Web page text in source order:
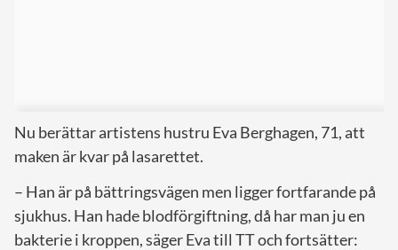
Nu berättar artistens hustru Eva Berghagen, 71, att
maken är kvar på lasarettet.
– Han är på bättringsvägen men ligger fortfarande på
sjukhus. Han hade blodförgiftning, då har man ju en
bakterie i kroppen, säger Eva till TT och fortsätter: